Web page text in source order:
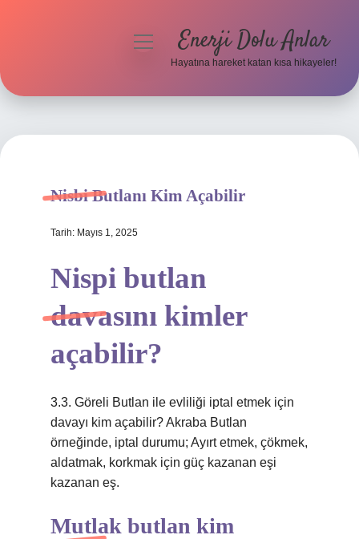
Hakkımızda
menüyüEnerji Dolu Anlar
Hayatına hareket katan kısa hikayeler!
Nisbi Butlanı Kim Açabilir
Tarih: Mayıs 1, 2025
Nispi butlan
davasını kimler
açabilir?
3.3. Göreli Butlan ile evliliği iptal etmek için
davayı kim açabilir? Akraba Butlan
örneğinde, iptal durumu; Ayırt etmek, çökmek,
aldatmak, korkmak için güç kazanan eşi
kazanan eş.
Mutlak butlan kim